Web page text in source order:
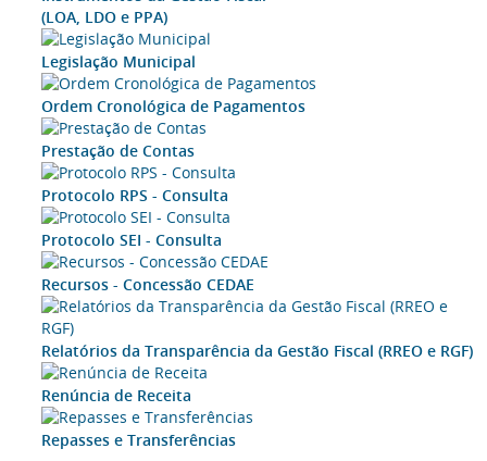
(LOA, LDO e PPA)
Legislação Municipal
Ordem Cronológica de Pagamentos
Prestação de Contas
Protocolo RPS - Consulta
Protocolo SEI - Consulta
Recursos - Concessão CEDAE
Relatórios da Transparência da Gestão Fiscal (RREO e RGF)
Renúncia de Receita
Repasses e Transferências